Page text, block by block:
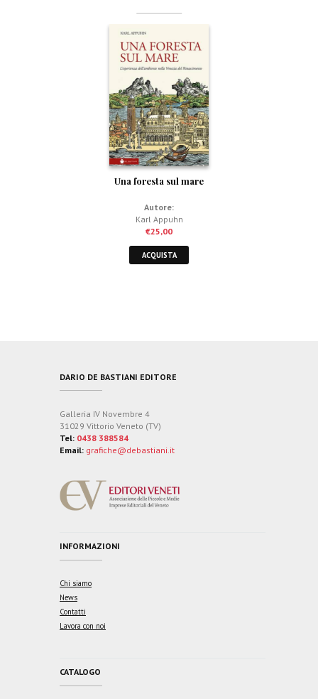
Una foresta sul mare
Autore:
Karl Appuhn
€25,00
ACQUISTA
DARIO DE BASTIANI EDITORE
Galleria IV Novembre 4
31029 Vittorio Veneto (TV)
Tel: 0438 388584
Email: grafiche@debastiani.it
INFORMAZIONI
Chi siamo
News
Contatti
Lavora con noi
CATALOGO